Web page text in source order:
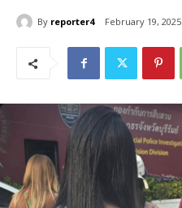
By reporter4 February 19, 2025